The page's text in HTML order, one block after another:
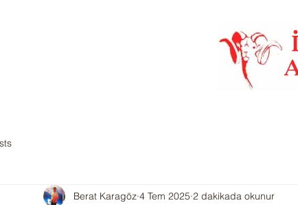
Berat Karagöz 4 Tem 2025 2 dakikada okunur